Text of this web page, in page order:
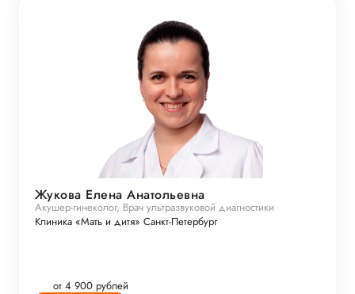
Жукова Елена Анатольевна
Акушер-гинеколог, Врач ультразвуковой диагностики
Клиника «Мать и дитя» Санкт-Петербург
от 4 900 рублей